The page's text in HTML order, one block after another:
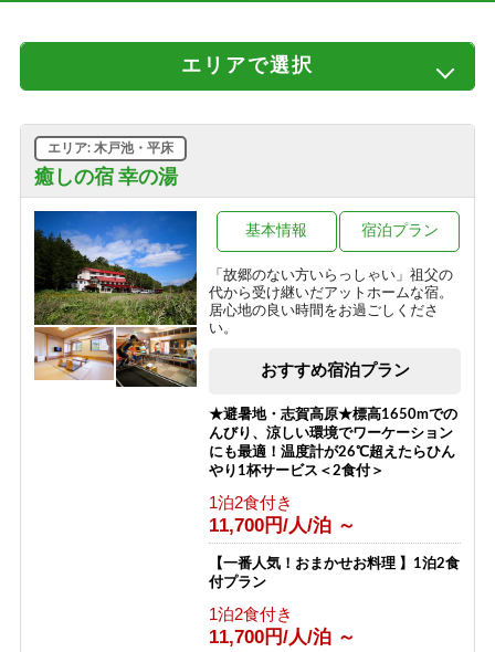
エリアで選択
ビワ池・ジャイアント
一の瀬
木戸池・平床 熊の湯・熊の湯ほたる温泉
横手山・渋峠
癒しの宿 幸の湯
エリア: 木戸池・平床
「故郷のない方いらっしゃい」祖父の
代から受け継いだアットホームな宿。
居心地の良い時間をお過ごしくださ
い。
基本情報 宿泊プラン
おすすめ宿泊プラン
★避暑地・志賀高原★標高1650mでの
んびり、涼しい環境でワーケーション
にも最適！温度計が26℃超えたらひん
やり1杯サービス＜2食付＞
1泊2食付き
11,700円/人/泊 ～
【一番人気！おまかせお料理 】1泊2食
付プラン
1泊2食付き
11,700円/人/泊 ～